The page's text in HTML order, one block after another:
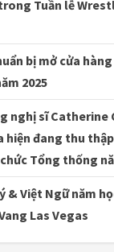
Tuần lễ
bị mở cửa
2025
nghị sĩ Catherine
hiện đang thu
Tổng thống
& Việt Ngữ năm
Las Vegas